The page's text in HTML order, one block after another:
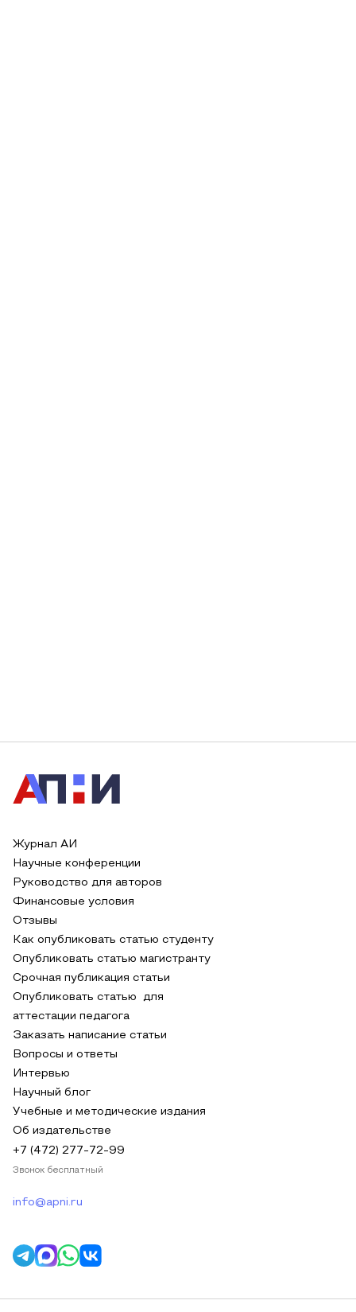
Журнал АИ
Научные конференции
Руководство для авторов
Финансовые условия
Отзывы
Как опубликовать статью студенту
Опубликовать статью магистранту
Срочная публикация статьи
Опубликовать статью для
аттестации педагога
Заказать написание статьи
Вопросы и ответы
Интервью
Научный блог
Учебные и методические издания
Об издательстве
+7 (472) 277-72-99
Звонок бесплатный
info@apni.ru